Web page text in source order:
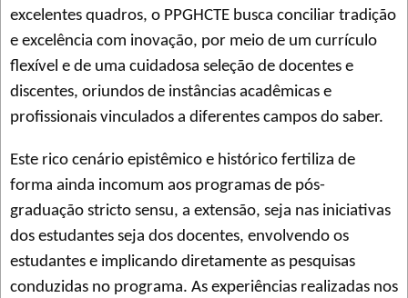
excelentes quadros, o PPGHCTE busca conciliar tradição
e excelência com inovação, por meio de um currículo
flexível e de uma cuidadosa seleção de docentes e
discentes, oriundos de instâncias acadêmicas e
profissionais vinculados a diferentes campos do saber.
Este rico cenário epistêmico e histórico fertiliza de
forma ainda incomum aos programas de pós-
graduação stricto sensu, a extensão, seja nas iniciativas
dos estudantes seja dos docentes, envolvendo os
estudantes e implicando diretamente as pesquisas
conduzidas no programa. As experiências realizadas nos